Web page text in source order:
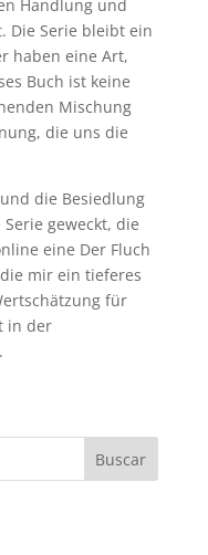
Handlung und
Die Serie bleibt ein
haben eine Art,
Buch ist keine
Mischung
die uns die
die Besiedlung
geweckt, die
eine Der Fluch
die mir ein tieferes
für
in der
Buscar